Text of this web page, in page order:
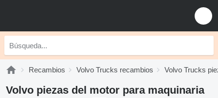
Recambios Volvo Trucks recambios Volvo Trucks
Volvo piezas del motor para maquinaria